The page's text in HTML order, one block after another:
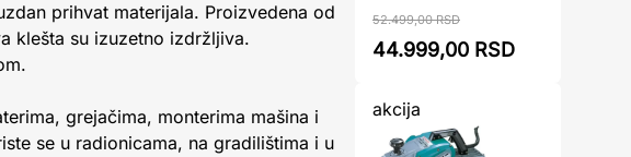
prihvat materijala. Proizvedena od
klešta su izuzetno izdržljiva.
grejačima, monterima mašina i
se u radionicama, na gradilištima i u
52.499,00 RSD
44.999,00 RSD
akcija